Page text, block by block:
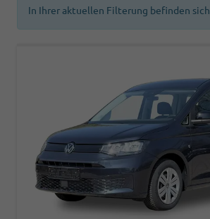
In Ihrer aktuellen Filterung befinden sich